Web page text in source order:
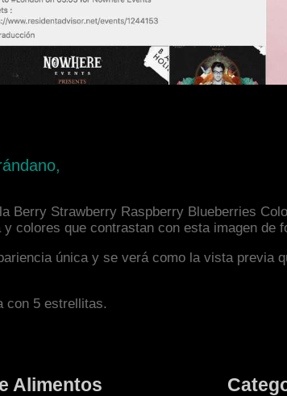
Berry Strawberry Raspberry Blueberries
colores que contrastan con esta imagen de
única y se verá como la vista previa
con 5 estrellitas.
Alimentos